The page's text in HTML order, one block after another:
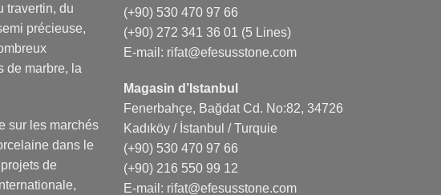
travertin, du
précieuse,
de marbre, la
sur les marchés
dans le
de
(+90) 530 470 97 66
(+90) 272 341 36 01 (5 Lines)
E-mail: rifat@efesusstone.com
Magasin d’Istanbul
Fenerbahçe, Bağdat Cd. No:82, 34726
Kadıköy / İstanbul / Turquie
(+90) 530 470 97 66
(+90) 216 550 99 12
E-mail: rifat@efesusstone.com